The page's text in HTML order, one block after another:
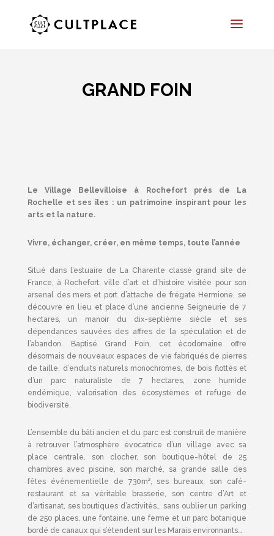
GRAND FOIN
Le Village Bellevilloise à Rochefort prés de La
Rochelle et ses îles : un patrimoine inspirant pour les
arts et la nature.
Vivre, échanger, créer, en même temps, toute l’année
Situé dans l’estuaire de La Charente classé grand site de
France, à Rochefort, ville d’art et d’histoire visitée pour son
arsenal des mers et port d’attache de frégate Hermione, se
découvre en lieu et place d’une ancienne Seigneurie de 7
hectares, un manoir du dix-septième siècle et ses
dépendances sauvées des affres de la spéculation et de
l’abandon. Baptisé Grand Foin, cet écodomaine offre
désormais de nouveaux espaces de vie fabriqués de pierres
de taille, d’enduits naturels monochromes, de bois flottés et
d’un parc naturaliste de 7 hectares, zone humide
endémique, valorisation des écosystèmes et refuge de
biodiversité.
L’ensemble du bâti ancien et du parc est construit de manière
à retrouver l’atmosphère évocatrice d’un village avec sa
place centrale, son clocher, son boutique-hôtel de 25
chambres avec piscine, son marché, sa grande salle des
fêtes événementielle de 730m², ses bureaux, son café-
restaurant et sa véritable brasserie, son centre d’Art et
d’artisanat, ses boutiques d’activités… sans oublier un parking
de 250 places, une fontaine, une ferme et un parc botanique
bordé de canaux qui s’étendent sur les Marais environnants…